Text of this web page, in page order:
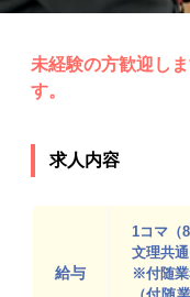
未経験の方歓迎し
す。
求人内容
給与
1コマ（
文理共通
※付随業